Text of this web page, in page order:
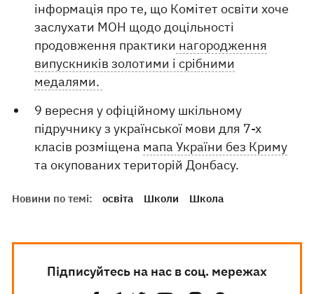
інформація про те, що Комітет освіти хоче
заслухати МОН щодо доцільності
продовження практики нагородження
випускників золотими і срібними
медалями.
9 вересня у офіційному шкільному
підручнику з української мови для 7-х
класів розміщена мапа України без Криму
та окупованих територій Донбасу.
Новини по темі: освіта Школи Школа
Підписуйтесь на нас в соц. мережах